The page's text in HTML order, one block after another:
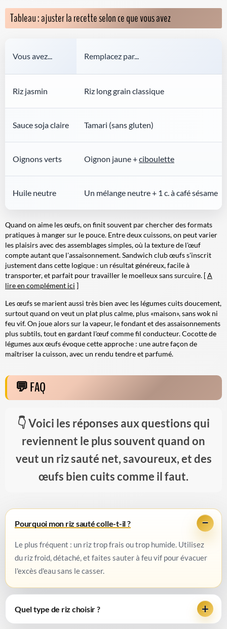
Tableau : ajuster la recette selon ce que vous avez
Vous avez... Remplacez par...
Riz jasmin Riz long grain classique
Sauce soja claire Tamari (sans gluten)
Oignons verts Oignon jaune +ciboulette
Huile neutre Un mélange neutre + 1 c. à café sésame
Quand on aime les œufs, on finit souvent par chercher des formats
pratiques à manger sur le pouce. Entre deux cuissons, on peut varier
les plaisirs avec des assemblages simples, où la texture de l'œuf
compte autant que l'assaisonnement. Sandwich club œufs s'inscrit
justement dans cette logique : un résultat généreux, facile à
transporter, et parfait pour travailler le moelleux sans surcuire. [A
lire en complément ici ]
Les œufs se marient aussi très bien avec les légumes cuits doucement,
surtout quand on veut un plat plus calme, plus «maison», sans wok ni
feu vif. On joue alors sur la vapeur, le fondant et des assaisonnements
plus subtils, tout en gardant l'œuf comme fil conducteur. Cocotte de
légumes aux œufs évoque cette approche : une autre façon de
maîtriser la cuisson, avec un rendu tendre et parfumé.
FAQ
Voici les réponses aux questions qui
reviennent le plus souvent quand on
veut un riz sauté net, savoureux, et des
œufs bien cuits comme il faut.
Pourquoi mon riz sauté colle-t-il ?
Le plus fréquent : un riz trop frais ou trop humide. Utilisez
du riz froid, détaché, et faites sauter à feu vif pour évacuer
l'excès d'eau sans le casser.
Quel type de riz choisir ?